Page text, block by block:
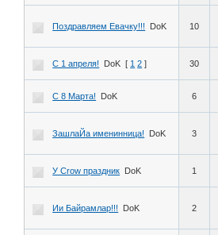
Поздравляем Евачку!!! DoK 10
C 1 апреля! DoK [ 1 2 ] 30
С 8 Марта! DoK 6
ЗашлаЙа именинница! DoK 3
У Crow праздник DoK 1
Ии Байрамлар!!! DoK 2